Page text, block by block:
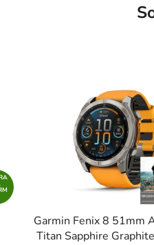
Garmin Fenix 8 51mm
Titan Sapphire